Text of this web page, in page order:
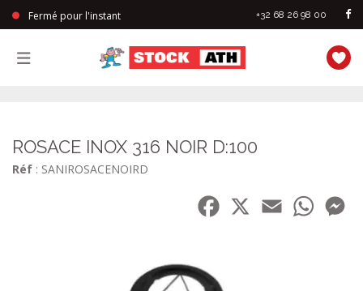
Fermé pour l'instant +32 68 26 98 00
ROSACE INOX 316 NOIR D:100
Réf : SANIROSACENOIRD
Facebook
Email